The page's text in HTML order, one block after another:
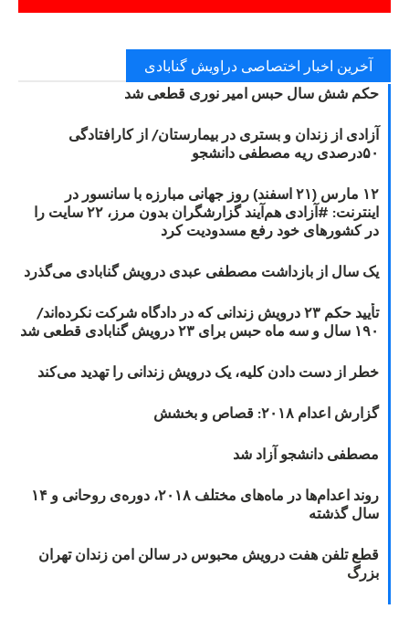
آخرین اخبار اختصاصی دراویش گنابادی
حکم شش سال حبس امیر نوری قطعی شد
آزادی از زندان و بستری در بیمارستان/ از کارافتادگی
۵۰درصدی ریه مصطفی دانشجو
۱۲ مارس (۲۱ اسفند) روز جهانی مبارزه با سانسور در
اینترنت: #آزادی هم‌آیند گزارشگران‌ بدون مرز، ۲۲ سایت را
در کشورهای خود رفع مسدودیت کرد
یک سال از بازداشت مصطفی عبدی درویش گنابادی می‌گذرد
تأیید حکم ۲۳ درویش زندانی که در دادگاه شرکت نکرده‌اند/
۱۹۰ سال و سه ماه حبس برای ۲۳ درویش گنابادی قطعی شد
خطر از دست دادن کلیه، یک درویش زندانی را تهدید می‌کند
گزارش اعدام ۲۰۱۸: قصاص و بخشش
مصطفی دانشجو آزاد شد
روند اعدام‌ها در ماه‌های مختلف ۲۰۱۸، دوره‌ی روحانی و ۱۴
سال گذشته
قطع تلفن هفت درویش محبوس در سالن امن زندان تهران
بزرگ